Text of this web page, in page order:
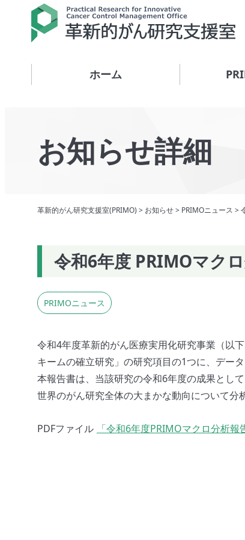
ホーム
お知らせ詳細
革新的がん研究支援室(PRIMO) > お知らせ> PRIMOニュース >
令和6年度 PRIMOマク
PRIMOニュース
令和4年度革新的がん医療実用化研究事業（以
キームの確立研究」の研究項目の1つに、デー
本報告書は、当該研究の令和6年度の成果とし
世界のがん研究全体の大まかな動向について分
PDFファイル 「令和6年度PRIMOマクロ分析報